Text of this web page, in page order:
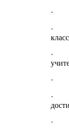
·
·
·
·
·
·